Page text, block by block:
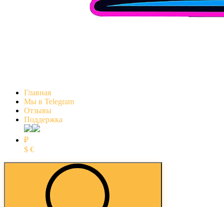
Главная
Мы в Telegram
Отзывы
Поддержка
₽
$ €